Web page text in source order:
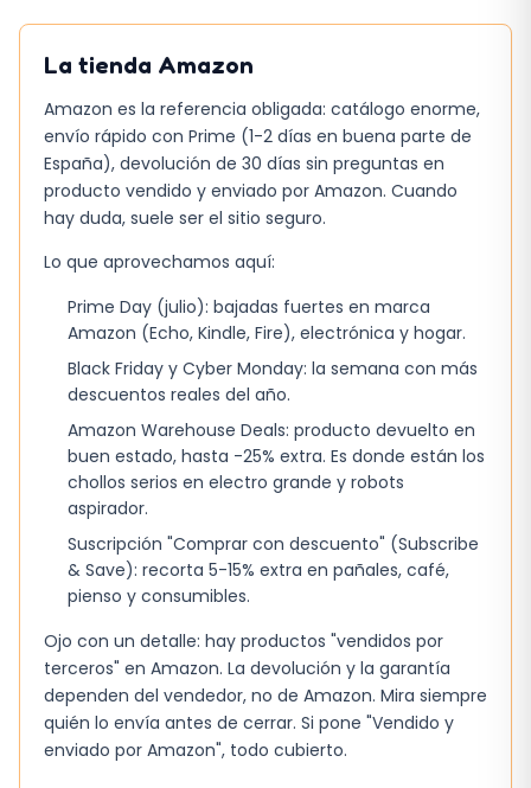
El capó amplio con ventanilla y panel de
ventilación ayuda a mantener al pequeño
fresco, aunque en los días más calurosos la
ventilación no es tan abundante como en
modelos con malla completa. El arnés de 5
puntos con protectores suaves permite usar la
que el niño crece hasta los 22 kg. El respaldo y
facilitan la transición de la siesta a la
observación del entorno.
Detalles que conviene mirar dos veces
Antes de decidir, revisa los componentes
incluidos y asegúrate de que cubren tus
necesidades básicas. La lista es breve pero
Chasis de aluminio ligero
Ruedas delanteras giratorias 360°
Capota con ventanilla y panel de ventilación
La tienda Amazon
Amazon es la referencia obligada: catálogo enorme,
envío rápido con Prime (1-2 días en buena parte de
España), devolución de 30 días sin preguntas en
producto vendido y enviado por Amazon. Cuando
hay duda, suele ser el sitio seguro.
Lo que aprovechamos aquí:
Prime Day (julio): bajadas fuertes en marca
Amazon (Echo, Kindle, Fire), electrónica y hogar.
Black Friday y Cyber Monday: la semana con más
descuentos reales del año.
Amazon Warehouse Deals: producto devuelto en
buen estado, hasta -25% extra. Es donde están los
chollos serios en electro grande y robots
aspirador.
Suscripción "Comprar con descuento" (Subscribe
& Save): recorta 5-15% extra en pañales, café,
pienso y consumibles.
Ojo con un detalle: hay productos "vendidos por
terceros" en Amazon. La devolución y la garantía
dependen del vendedor, no de Amazon. Mira siempre
quién lo envía antes de cerrar. Si pone "Vendido y
enviado por Amazon", todo cubierto.